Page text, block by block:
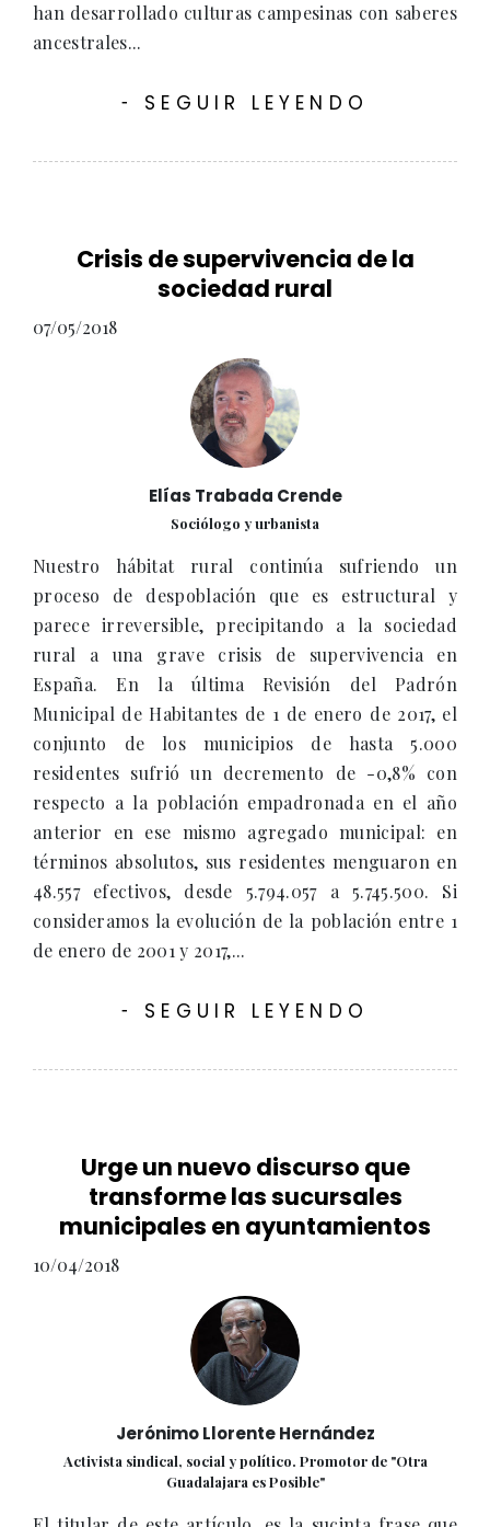
han desarrollado culturas campesinas con saberes
ancestrales...
- SEGUIR LEYENDO
Crisis de supervivencia de la
sociedad rural
07/05/2018
Elías Trabada Crende
Sociólogo y urbanista
Nuestro hábitat rural continúa sufriendo un
proceso de despoblación que es estructural y
parece irreversible, precipitando a la sociedad
rural a una grave crisis de supervivencia en
España. En la última Revisión del Padrón
Municipal de Habitantes de 1 de enero de 2017, el
conjunto de los municipios de hasta 5.000
residentes sufrió un decremento de -0,8% con
respecto a la población empadronada en el año
anterior en ese mismo agregado municipal: en
términos absolutos, sus residentes menguaron en
48.557 efectivos, desde 5.794.057 a 5.745.500. Si
consideramos la evolución de la población entre 1
de enero de 2001 y 2017,...
- SEGUIR LEYENDO
Urge un nuevo discurso que
transforme las sucursales
municipales en ayuntamientos
10/04/2018
Jerónimo Llorente Hernández
Activista sindical, social y político. Promotor de "Otra
Guadalajara es Posible"